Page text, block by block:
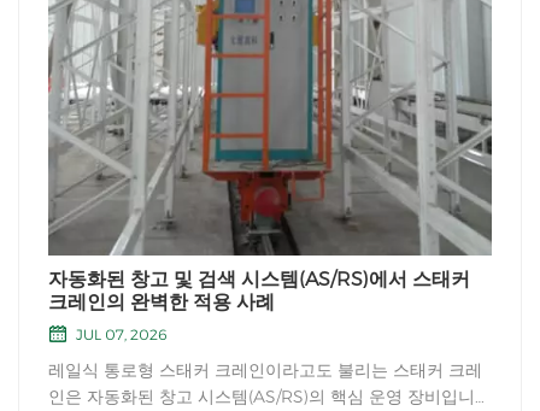
자동화된 창고 및 검색 시스템(AS/RS)에서 스태커
크레인의 완벽한 적용 사례
JUL 07, 2026
레일식 통로형 스태커 크레인이라고도 불리는 스태커 크레
인은 자동화된 창고 시스템(AS/RS)의 핵심 운영 장비입니